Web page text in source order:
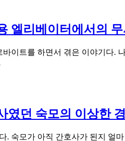
엘리베이터에서의
이트를 하면서 겪은 이야기다.
였던 숙모의 이상한
. 숙모가 아직 간호사가 된지 얼